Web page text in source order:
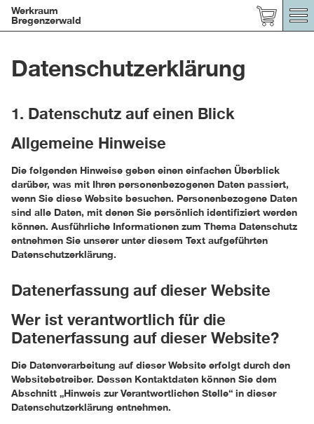
Werkraum
Bregenzerwald
Datenschutzerklärung
1. Datenschutz auf einen Blick
Allgemeine Hinweise
Die folgenden Hinweise geben einen einfachen Überblick
darüber, was mit Ihren personenbezogenen Daten passiert,
wenn Sie diese Website besuchen. Personenbezogene Daten
sind alle Daten, mit denen Sie persönlich identifiziert werden
können. Ausführliche Informationen zum Thema Datenschutz
entnehmen Sie unserer unter diesem Text aufgeführten
Datenschutzerklärung.
Datenerfassung auf dieser Website
Wer ist verantwortlich für die
Datenerfassung auf dieser Website?
Die Datenverarbeitung auf dieser Website erfolgt durch den
Websitebetreiber. Dessen Kontaktdaten können Sie dem
Abschnitt „Hinweis zur Verantwortlichen Stelle“ in dieser
Datenschutzerklärung entnehmen.